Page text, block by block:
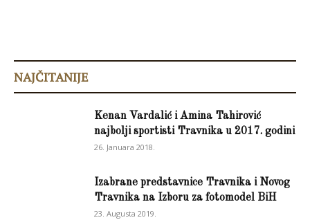
NAJČITANIJE
Kenan Vardalić i Amina Tahirović
najbolji sportisti Travnika u 2017. godini
26. Januara 2018.
Izabrane predstavnice Travnika i Novog
Travnika na Izboru za fotomodel BiH
23. Augusta 2019.